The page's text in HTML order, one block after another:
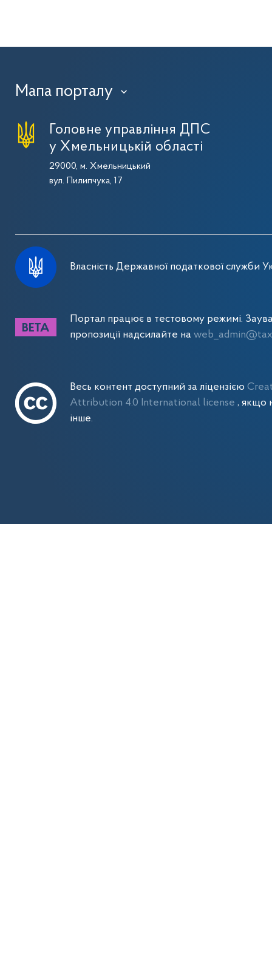
Мапа порталу ›
Головне управління ДПС
у Хмельницькій області
29000, м. Хмельницький
вул. Пилипчука, 17
Власність Державної податкової служби
Портал працює в тестовому режимі.
пропозиції надсилайте на
Весь контент доступний за ліцензією
Attribution 4.0 International license , якщо
інше.